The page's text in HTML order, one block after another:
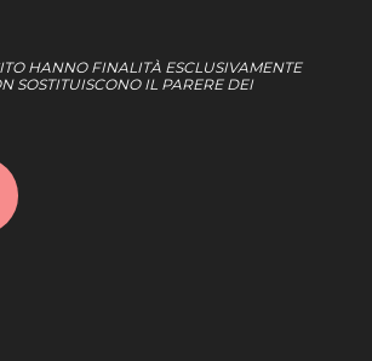
HANNO FINALITÀ ESCLUSIVAMENTE
SOSTITUISCONO IL PARERE DEI